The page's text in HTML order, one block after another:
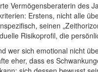
Vermögensberaterin des
Erstens, nicht alle
seinen
Risikoprofil, die
wer sich emotional nicht
eher, dass es